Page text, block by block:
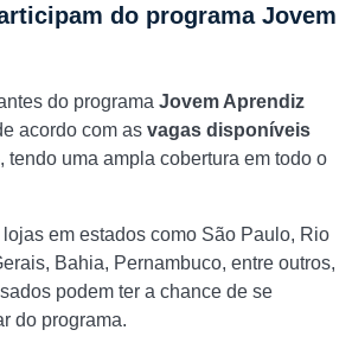
do programa Jovem
do programa Jovem Aprendiz
acordo com as vagas disponíveis
tendo uma ampla cobertura em todo o
em estados como São Paulo, Rio
Bahia, Pernambuco, entre outros,
podem ter a chance de se
do programa.